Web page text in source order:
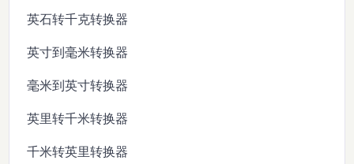
英石转千克转换器
英寸到毫米转换器
毫米到英寸转换器
英里转千米转换器
千米转英里转换器